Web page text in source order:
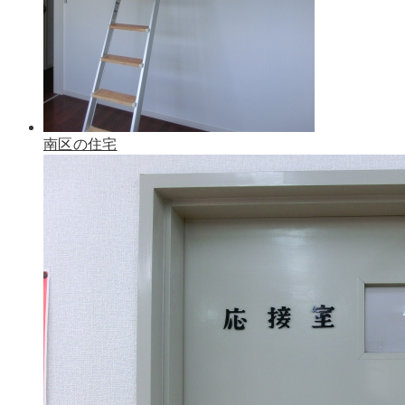
南区の住宅